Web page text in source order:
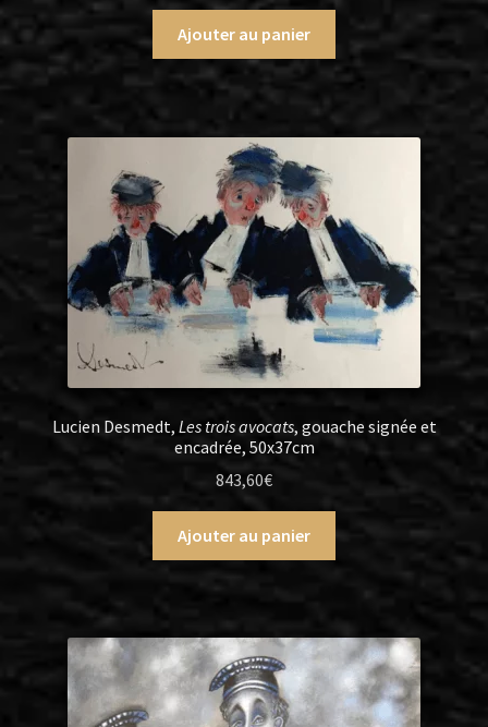
Ajouter au panier
Lucien Desmedt, Les trois avocats, gouache signée et
encadrée, 50x37cm
843,60€
Ajouter au panier